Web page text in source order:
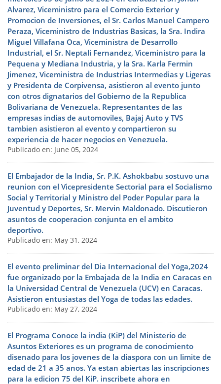
Alvarez, Viceministro para el Comercio Exterior y
Promocion de Inversiones, el Sr. Carlos Manuel Campero
Peraza, Viceministro de Industrias Basicas, la Sra. Indira
Miguel Villafana Oca, Viceministra de Desarrollo
Industrial, el Sr. Neptali Fernandez, Viceministro para la
Pequena y Mediana Industria, y la Sra. Karla Fermin
Jimenez, Viceministra de Industrias Intermedias y Ligeras
y Presidenta de Corpivensa, asistieron al evento junto
con otros dignatarios del Gobierno de la Republica
Bolivariana de Venezuela. Representantes de las
empresas indias de automoviles, Bajaj Auto y TVS
tambien asistieron al evento y compartieron su
experiencia de hacer negocios en Venezuela.
Publicado en: June 05, 2024
El Embajador de la India, Sr. P.K. Ashokbabu sostuvo una
reunion con el Vicepresidente Sectorial para el Socialismo
Social y Territorial y Ministro del Poder Popular para la
Juventud y Deportes, Sr. Mervin Maldonado. Discutieron
asuntos de cooperacion conjunta en el ambito
deportivo.
Publicado en: May 31, 2024
El evento preliminar del Dia Internacional del Yoga,2024
fue organizado por la Embajada de la India en Caracas en
la Universidad Central de Venezuela (UCV) en Caracas.
Asistieron entusiastas del Yoga de todas las edades.
Publicado en: May 27, 2024
El Programa Conoce la india (KiP) del Ministerio de
Asuntos Exteriores es un programa de conocimiento
disenado para los jovenes de la diaspora con un limite de
edad de 21 a 35 anos. Ya estan abiertas las inscripciones
para la edicion 75 del KiP. inscribete ahora en